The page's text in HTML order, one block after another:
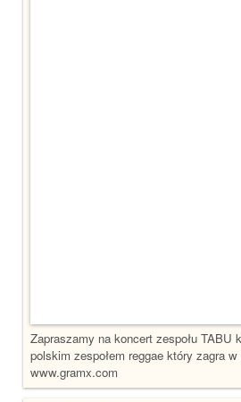
Zapraszamy na koncert zespołu TABU
polskim zespołem reggae który zagra
www.gramx.com